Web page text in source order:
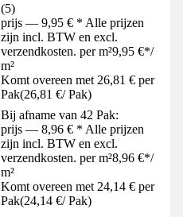
(5)
prijs — 9,95 € * Alle prijzen
zijn incl. BTW en excl.
verzendkosten. per m²9,95 €*/
m²
Komt overeen met 26,81 € per
Pak(26,81 €/ Pak)
Bij afname van 42 Pak:
prijs — 8,96 € * Alle prijzen
zijn incl. BTW en excl.
verzendkosten. per m²8,96 €*/
m²
Komt overeen met 24,14 € per
Pak(24,14 €/ Pak)